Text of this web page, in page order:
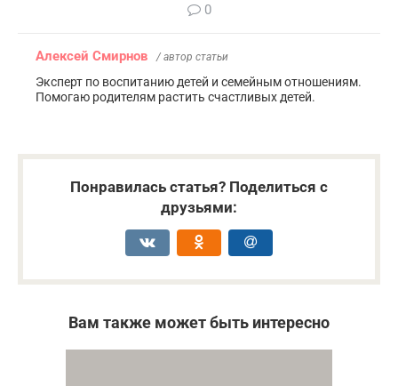
0
Алексей Смирнов / автор статьи
Эксперт по воспитанию детей и семейным отношениям.
Помогаю родителям растить счастливых детей.
Понравилась статья? Поделиться с
друзьями:
Вам также может быть интересно